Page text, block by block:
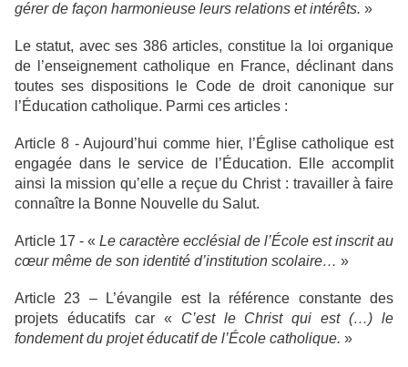
gérer de façon harmonieuse leurs relations et intérêts. »
Le statut, avec ses 386 articles, constitue la loi organique
de l’enseignement catholique en France, déclinant dans
toutes ses dispositions le Code de droit canonique sur
l’Éducation catholique. Parmi ces articles :
Article 8 - Aujourd’hui comme hier, l’Église catholique est
engagée dans le service de l’Éducation. Elle accomplit
ainsi la mission qu’elle a reçue du Christ : travailler à faire
connaître la Bonne Nouvelle du Salut.
Article 17 - « Le caractère ecclésial de l’École est inscrit au
cœur même de son identité d’institution scolaire… »
Article 23 – L’évangile est la référence constante des
projets éducatifs car « C’est le Christ qui est (…) le
fondement du projet éducatif de l’École catholique. »